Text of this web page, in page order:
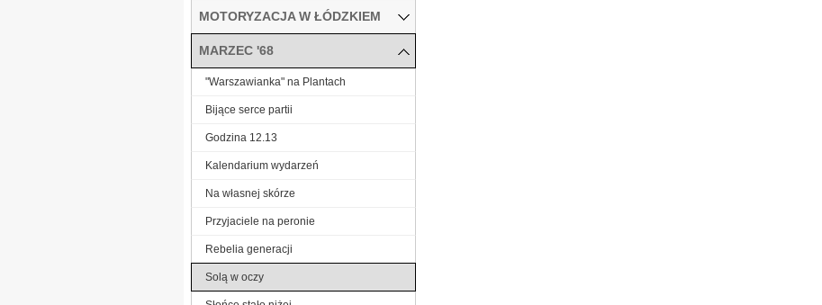
MOTORYZACJA W ŁÓDZKIEM
MARZEC '68
"Warszawianka" na Plantach
Bijące serce partii
Godzina 12.13
Kalendarium wydarzeń
Na własnej skórze
Przyjaciele na peronie
Rebelia generacji
Solą w oczy